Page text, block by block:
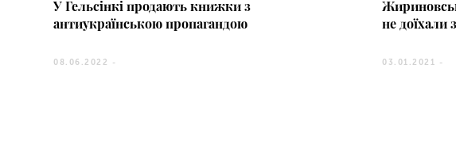
У Гельсінкі продають книжки з
антиукраїнською пропагандою
08.06.2022 -
не доїхали
03.01.2021 -